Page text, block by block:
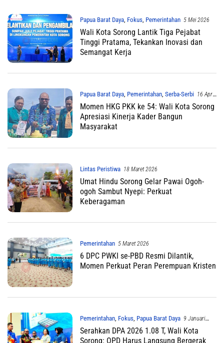
Papua Barat Daya, Fokus, Pemerintahan 5 Mei 2026
Wali Kota Sorong Lantik Tiga Pejabat
Tinggi Pratama, Tekankan Inovasi dan
Semangat Kerja
Papua Barat Daya, Pemerintahan, Serba-Serbi 16 April
2026
Momen HKG PKK ke 54: Wali Kota Sorong
Apresiasi Kinerja Kader Bangun
Masyarakat
Lintas Peristiwa 18 Maret 2026
Umat Hindu Sorong Gelar Pawai Ogoh-
ogoh Sambut Nyepi: Perkuat
Keberagaman
Pemerintahan 5 Maret 2026
6 DPC PWKI se-PBD Resmi Dilantik,
Momen Perkuat Peran Perempuan Kristen
Pemerintahan, Fokus, Papua Barat Daya 9 Januari
2026
Serahkan DPA 2026 1.08 T, Wali Kota
Sorong: OPD Harus Langsung Bergerak